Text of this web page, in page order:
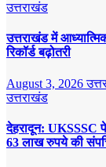
उत्तराखंड
उत्तराखंड में
रिकॉर्ड बढ़ोतरी
August 3, 2026
उत्तराखंड
देहरादून: UKSSSC
63 लाख रुपये की